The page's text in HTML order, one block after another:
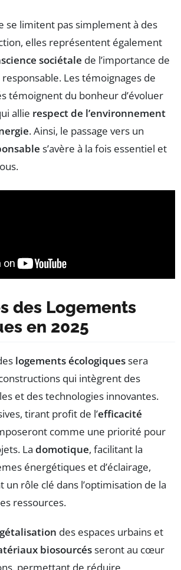
se limitent pas simplement à des
elles représentent également
sociétale de l’importance de
Les témoignages de
témoignent du bonheur d’évoluer
allie respect de l’environnement
. Ainsi, le passage vers un
s’avère à la fois essentiel et
des Logements
en 2025
logements écologiquessera
qui intègrent des
et des technologies innovantes.
tirant profit de l’efficacité
comme une priorité pour
La domotique, facilitant la
énergétiques et d’éclairage,
un rôle clé dans l’optimisation de la
ressources.
des espaces urbains et
biosourcésseront au cœur